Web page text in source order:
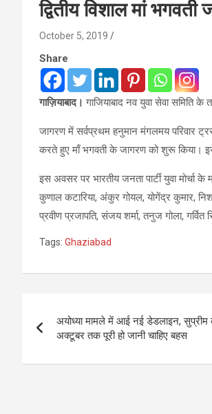
द्वितीय विशाल मां
October 5, 2019
Share
गाज़ियाबाद। गाजियाबाद नव युवा सेवा समिति के
जागरण में सर्वप्रथम हनुमान मंगलमय परिवार
करते हुए माँ भगवती के जागरण को शुरू किया। इस
इस अवसर पर भारतीय जनता पार्टी युवा मोर्चा के
कुणाल कटारिया, अंकुर गोयल, योगेंद्र कुमार,
प्रवीण प्रजापति, संजय शर्मा, तनुज गोला,
Tags: Ghaziabad
navigation
अयोध्या मामले में आई नई डेडलाइन,
अक्टूबर तक पूरी हो जानी चाहिए बहस